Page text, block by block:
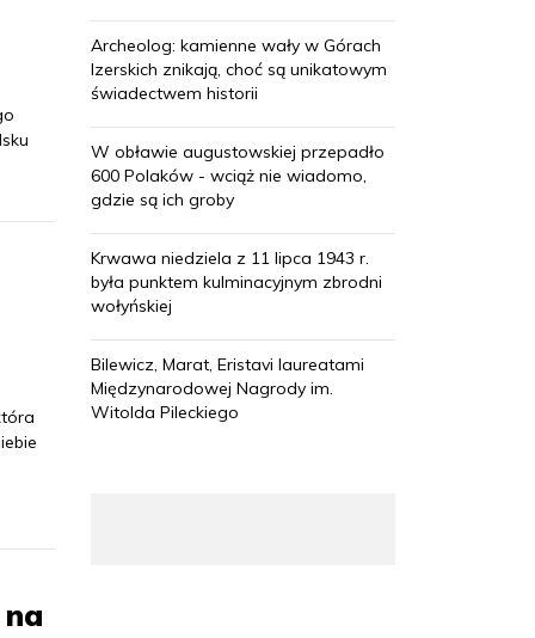
Archeolog: kamienne wały w Górach
Izerskich znikają, choć są unikatowym
świadectwem historii
W obławie augustowskiej przepadło
600 Polaków - wciąż nie wiadomo,
gdzie są ich groby
Krwawa niedziela z 11 lipca 1943 r.
była punktem kulminacyjnym zbrodni
wołyńskiej
Bilewicz, Marat, Eristavi laureatami
Międzynarodowej Nagrody im.
Witolda Pileckiego